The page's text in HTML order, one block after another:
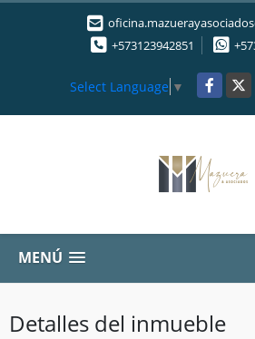
+573123942851
Select Language ▼ Facebook
X
MENÚ
Detalles del inmueble